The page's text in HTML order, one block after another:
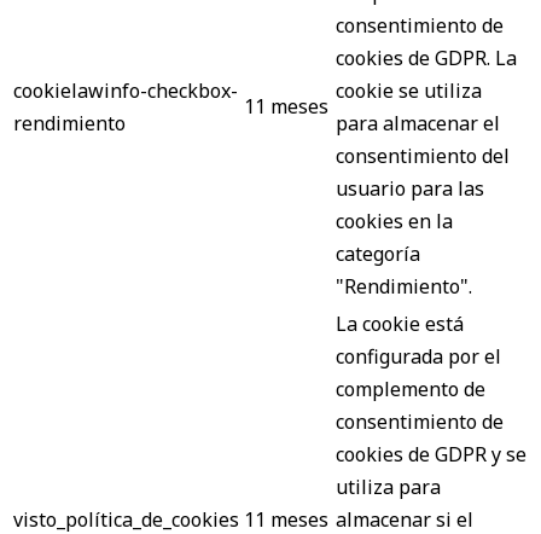
cookielawinfo-checkbox-
rendimiento
11 meses
consentimiento de
cookies de GDPR. La
cookie se utiliza
para almacenar el
consentimiento del
usuario para las
cookies en la
categoría
"Rendimiento".
visto_política_de_cookies 11 meses
La cookie está
configurada por el
complemento de
consentimiento de
cookies de GDPR y se
utiliza para
almacenar si el